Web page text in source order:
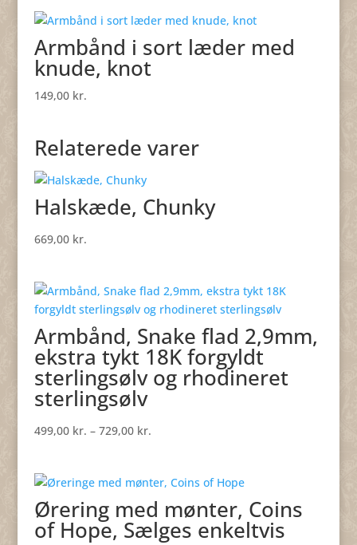
Armbånd i sort læder med
knude, knot
149,00 kr.
Relaterede varer
Halskæde, Chunky
669,00 kr.
Armbånd, Snake flad 2,9mm,
ekstra tykt 18K forgyldt
sterlingsølv og rhodineret
sterlingsølv
499,00 kr. – 729,00 kr.Prisinterval:
729,00 kr.
Ørering med mønter, Coins
of Hope, Sælges enkeltvis